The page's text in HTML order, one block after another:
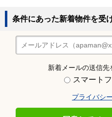
条件にあった新着物件を受
新着メールの送信
スマート
プライバシ